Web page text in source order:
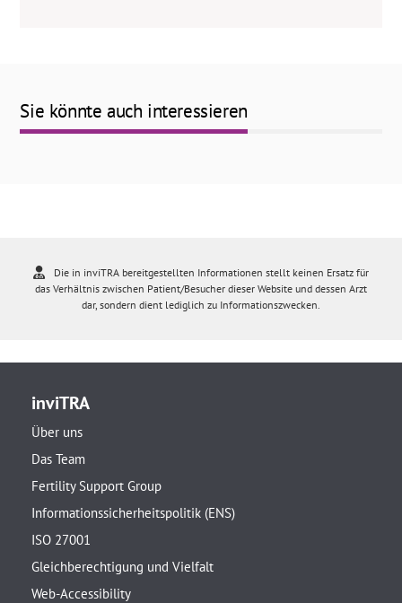
Sie könnte auch interessieren
Die in inviTRA bereitgestellten Informationen stellt keinen Ersatz für
das Verhältnis zwischen Patient/Besucher dieser Website und dessen Arzt
dar, sondern dient lediglich zu Informationszwecken.
inviTRA
Über uns
Das Team
Fertility Support Group
Informationssicherheitspolitik (ENS)
ISO 27001
Gleichberechtigung und Vielfalt
Web-Accessibility